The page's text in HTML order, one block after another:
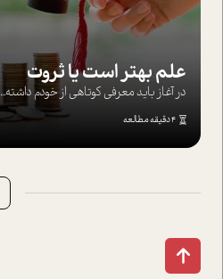
علم بهتر است یا ثروت
در آغاز باید معرفی کوتاهی از خودم داشته...
4 دقیقه مطالعه